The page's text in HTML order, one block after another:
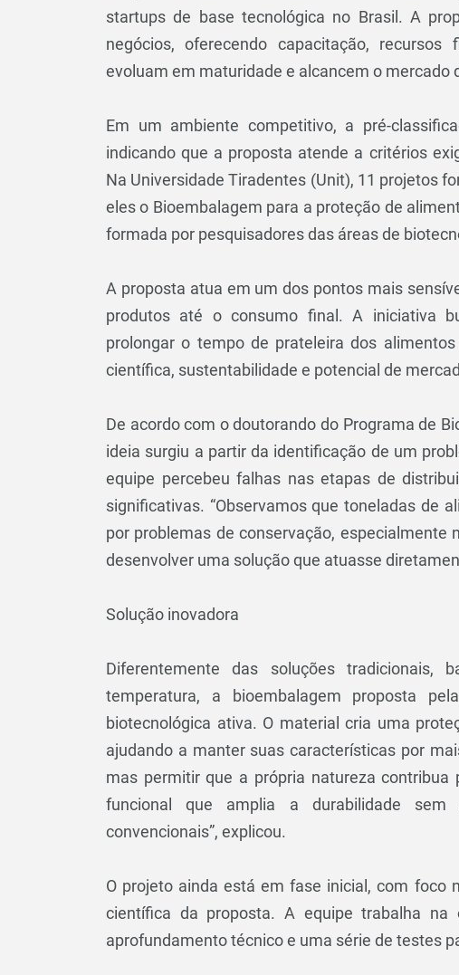
startups de base tecnológica no Brasil. A
negócios, oferecendo capacitação,
evoluam em maturidade e alcancem o mercado
Em um ambiente competitivo, a pré-
indicando que a proposta atende a critérios
Na Universidade Tiradentes (Unit), 11 projetos
eles o Bioembalagem para a proteção de
formada por pesquisadores das áreas de
A proposta atua em um dos pontos mais
produtos até o consumo final. A iniciativa
prolongar o tempo de prateleira dos
científica, sustentabilidade e potencial de
De acordo com o doutorando do Programa de
ideia surgiu a partir da identificação de um
equipe percebeu falhas nas etapas de
significativas. “Observamos que toneladas de
por problemas de conservação,
desenvolver uma solução que atuasse
Solução inovadora
Diferentemente das soluções tradicionais,
temperatura, a bioembalagem proposta
biotecnológica ativa. O material cria uma
ajudando a manter suas características por
mas permitir que a própria natureza
funcional que amplia a durabilidade sem
convencionais”, explicou.
O projeto ainda está em fase inicial, com foco
científica da proposta. A equipe trabalha
aprofundamento técnico e uma série de testes